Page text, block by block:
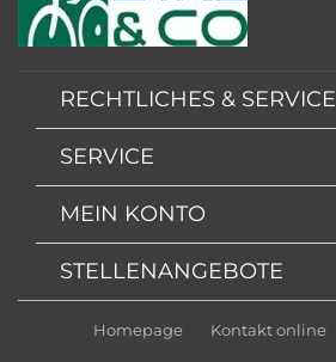
RECHTLICHES & SERVICE
SERVICE
MEIN KONTO
STELLENANGEBOTE
Homepage Kontakt online